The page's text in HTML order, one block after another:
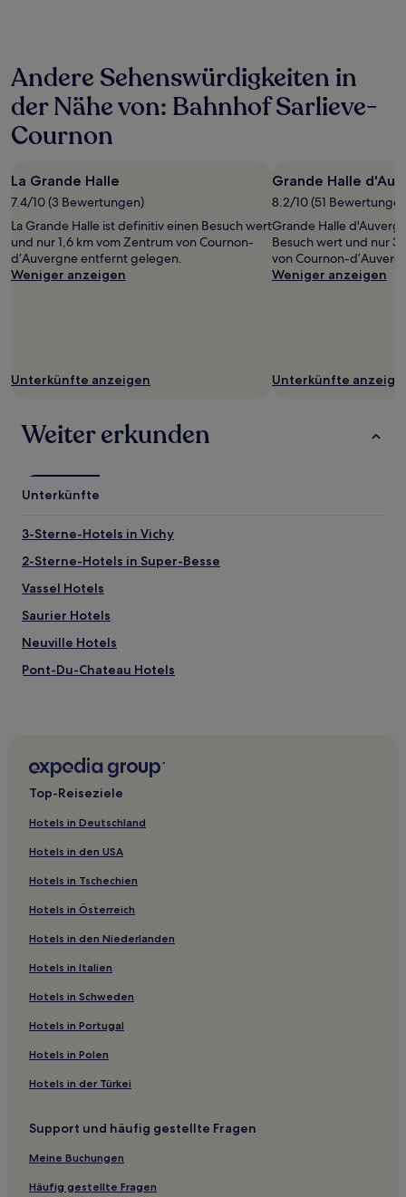
24 Stunden
für
einen
mit
2 Erwachsenen
gefunden
wurde.
Preise
und
Verfügbarkeiten
können
Bedingungen
Andere Sehenswürdigkeiten in
der Nähe von: Bahnhof Sarlieve-
Cournon
La Grande Halle
7.4/10 (3 Bewertungen)
La Grande Halle ist definitiv einen Besuch wert
und nur 1,6 km vom Zentrum von Cournon-
dʼAuvergne entfernt gelegen.
Weniger anzeigen
Unterkünfte anzeigen
Grande Halle
8.2/10 (51
Grande Halle
Besuch wert und nur
von Cournon-
Weniger anzeigen
Unterkünfte
Weiter erkunden
Unterkünfte
3-Sterne-Hotels in Vichy
2-Sterne-Hotels in Super-Besse
Vassel Hotels
Saurier Hotels
Neuville Hotels
Pont-Du-Chateau Hotels
Le Crest Hotels
Saint-Ignat Hotels
Mur-Sur-Allier Hotels
Vic-Le-Comte Hotels
Orbeil Hotels
Saint-Vincent Hotels
Saint-Sandoux Hotels
Orcet Hotels
Nohanent Hotels
Clémensat Hotels
Riom Limagne et Volcans: Hotels
Les Roches Hotels
Blanzat Hotels
Mirefleurs Hotels
Saint-Maurice Hotels
Top-Reiseziele
Hotels in Deutschland
Hotels in den USA
Hotels in Tschechien
Hotels in Österreich
Hotels in den Niederlanden
Hotels in Italien
Hotels in Schweden
Hotels in Portugal
Hotels in Polen
Hotels in der Türkei
Support und häufig gestellte Fragen
Meine Buchungen
Häufig gestellte Fragen